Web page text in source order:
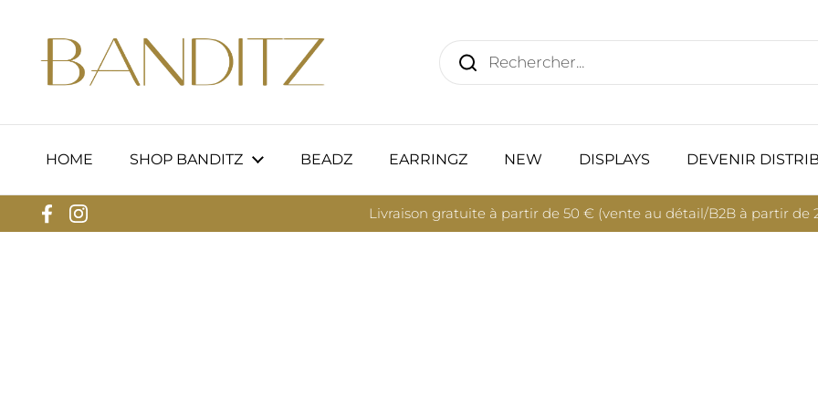
HOME SHOP BANDITZ BEADZ EARRINGZ NEW DISPLAYS DEVENIR
Facebook
Instagram
Livraison gratuite à partir de 50 € (vente au détail/B2B à partir de